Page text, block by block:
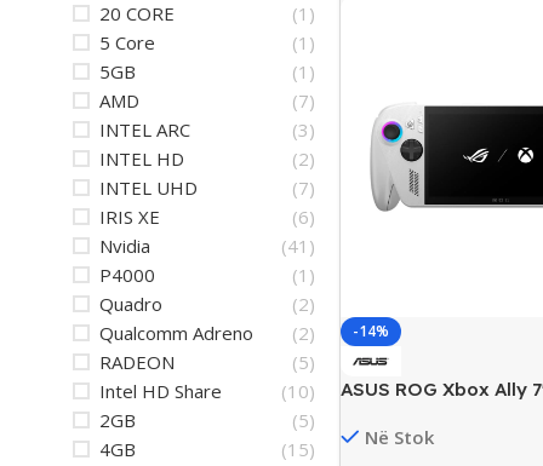
20 CORE
(1)
5 Core
(1)
5GB
(1)
AMD
(7)
INTEL ARC
(3)
INTEL HD
(2)
INTEL UHD
(7)
IRIS XE
(6)
Nvidia
(41)
P4000
(1)
Quadro
(2)
Qualcomm Adreno
(2)
RADEON
(5)
Intel HD Share
(10)
2GB
(5)
4GB
(15)
-14%
ASUS ROG Xbox Ally
SSD, New
Në Stok